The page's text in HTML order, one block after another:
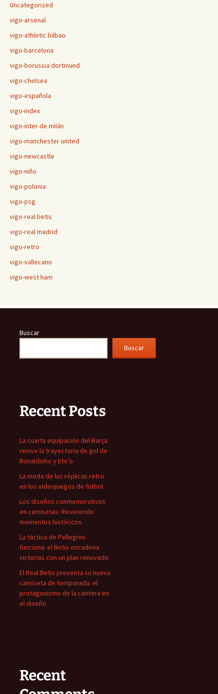
Uncategorized
vigo-arsenal
vigo-athletic bilbao
vigo-barcelona
vigo-borussia dortmund
vigo-chelsea
vigo-española
vigo-index
vigo-inter de milán
vigo-manchester united
vigo-newcastle
vigo-niño
vigo-polonia
vigo-psg
vigo-real betis
vigo-real madrid
vigo-retro
vigo-vallecano
vigo-west ham
Buscar
Buscar
Recent Posts
La cuarta equipación del Barça
revive la trayectoria de gol de
Ronaldinho y Eto’o
La moda de las réplicas retro
en los videojuegos de fútbol
Los diseños conmemorativos
en camisetas: Reviviendo
momentos históricos
La táctica de Pellegrini
funciona: el Betis encadena
victorias con un plan renovado
El Real Betis presenta su nueva
camiseta de temporada: el
protagonismo de la cantera en
el diseño
Recent